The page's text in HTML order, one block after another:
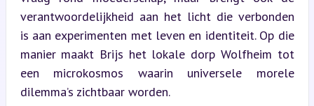
verantwoordelijkheid aan het licht die verbonden
is aan experimenten met leven en identiteit. Op die
manier maakt Brijs het lokale dorp Wolfheim tot
een microkosmos waarin universele morele
dilemma’s zichtbaar worden.